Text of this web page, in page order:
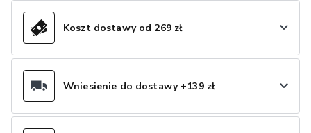
Koszt dostawy od 269 zł
Wniesienie do dostawy +139 zł